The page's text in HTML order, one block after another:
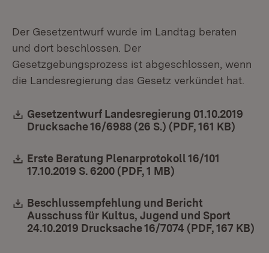
Der Gesetzentwurf wurde im Landtag beraten
und dort beschlossen. Der
Gesetzgebungsprozess ist abgeschlossen, wenn
die Landesregierung das Gesetz verkündet hat.
Download:
Gesetzentwurf Landesregierung 01.10.2019
Drucksache 16/6988 (26 S.) (PDF, 161 KB)
Download:
Erste Beratung Plenarprotokoll 16/101
17.10.2019 S. 6200 (PDF, 1 MB)
Download:
Beschlussempfehlung und Bericht
Ausschuss für Kultus, Jugend und Sport
24.10.2019 Drucksache 16/7074 (PDF, 167 KB)